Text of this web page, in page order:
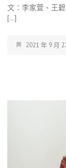
文：李家萓、王
[…]
2021 年 9 月